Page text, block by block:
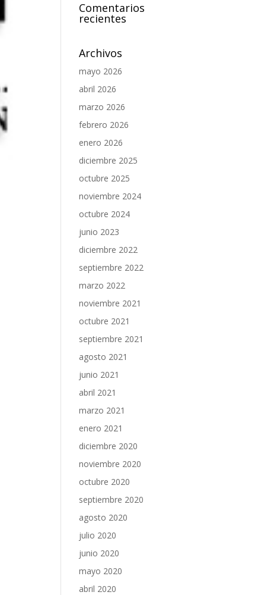
Comentarios
recientes
Archivos
mayo 2026
abril 2026
marzo 2026
febrero 2026
enero 2026
diciembre 2025
octubre 2025
noviembre 2024
octubre 2024
junio 2023
diciembre 2022
septiembre 2022
marzo 2022
noviembre 2021
octubre 2021
septiembre 2021
agosto 2021
junio 2021
abril 2021
marzo 2021
enero 2021
diciembre 2020
noviembre 2020
octubre 2020
septiembre 2020
agosto 2020
julio 2020
junio 2020
mayo 2020
abril 2020